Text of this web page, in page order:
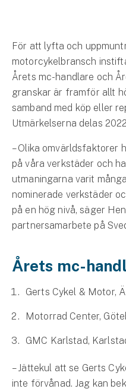
Jakthundsförsäkring
Kattförsäkring
Djurförsäkring
Hem & hus
Villaförsäkring
Bostadsrättsförsäkring
Fritidshusförsäkring
Företag
Företagsförsäkring
Bilförsäkring för företag
För att lyfta och
motorcykelbransch
Årets mc-handlare och
granskar är framför allt
samband med köp eller
Utmärkelserna delas
– Olika omvärldsfaktorer
på våra verkstäder och
utmaningarna varit
nominerade verkstäder
på en hög nivå, säger
partnersamarbete på
Årets mc-
Gerts Cykel & Motor,
Motorrad Center,
GMC Karlstad,
– Jättekul att se Gerts
inte förvånad. Jag kan